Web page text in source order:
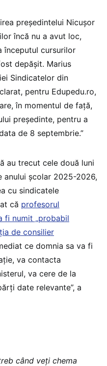
președintelui Nicușor
încă nu a avut loc,
începutul cursurilor
depășit. Marius
Sindicatelor din
pentru Edupedu.ro,
în momentul de față,
președinte, pentru a
de 8 septembrie.”
au trecut cele două luni
anului școlar 2025-2026,
cu sindicatele
că profesorul
fi numit „probabil
de consilier
ce domnia sa va fi
va contacta
va cere de la
date relevante”, a
când veți chema